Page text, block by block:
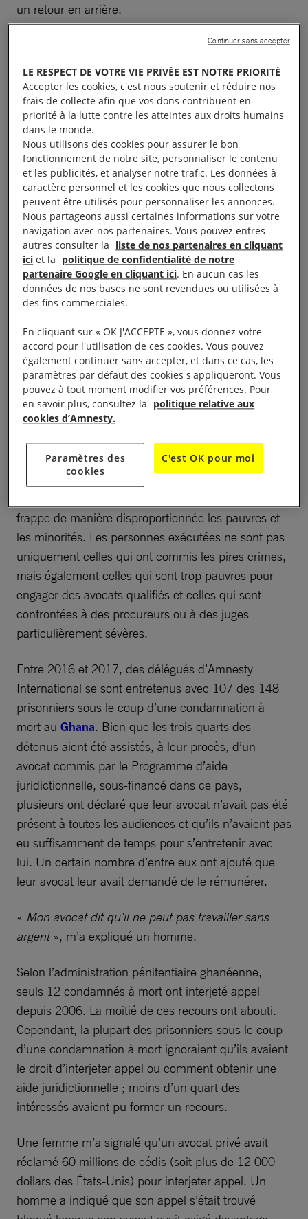
un retour en arrière.
En 2016, le ministre sierra-léonais de l’Intérieur a
ordonné publiquement de nettoyer la potence et a
affirmé son soutien à la peine de mort, bien que
l’ancien procureur général ait promis à l’ONU en
2014 que son pays abolirait ce châtiment. En 2017,
le gouvernement a rédigé un livre blanc dans lequel
il rejetait la recommandation de la Commission de
révision de la Constitution en faveur de l’abolition.
Ces exemples montrent qu’il est nécessaire de
redoubler d’efforts sur la question de l’abolition de la
peine capitale en Afrique.
Les arguments qui plaident pour l’abolition sont
nombreux. Tout d’abord, il n’existe aucune preuve
crédible que la peine de mort soit dissuasive. Dans
une publication de l’ONU datant de 2015, Jeffrey
Fagan a indiqué : « Que l’infraction soit un meurtre,
un crime lié aux stupéfiants ou un acte terroriste, les
éléments scientifiques selon lesquels il existerait un
effet dissuasif ne sont ni fiables, ni concluants et,
dans bien des cas, ils sont tout simplement erronés
frappe de manière disproportionnée les pauvres et
les minorités. Les personnes exécutées ne sont pas
uniquement celles qui ont commis les pires crimes,
mais également celles qui sont trop pauvres pour
engager des avocats qualifiés et celles qui sont
confrontées à des procureurs ou à des juges
particulièrement sévères.
Entre 2016 et 2017, des délégués d’Amnesty
International se sont entretenus avec 107 des 148
prisonniers sous le coup d’une condamnation à
mort au Ghana. Bien que les trois quarts des
détenus aient été assistés, à leur procès, d’un
avocat commis par le Programme d’aide
juridictionnelle, sous-financé dans ce pays,
plusieurs ont déclaré que leur avocat n’avait pas été
présent à toutes les audiences et qu’ils n’avaient pas
eu suffisamment de temps pour s’entretenir avec
lui. Un certain nombre d’entre eux ont ajouté que
leur avocat leur avait demandé de le rémunérer.
« Mon avocat dit qu’il ne peut pas travailler sans
argent», m’a expliqué un homme.
Selon l’administration pénitentiaire ghanéenne,
seuls 12 condamnés à mort ont interjeté appel
depuis 2006. La moitié de ces recours ont abouti.
Cependant, la plupart des prisonniers sous le coup
d’une condamnation à mort ignoraient qu’ils avaient
le droit d’interjeter appel ou comment obtenir une
aide juridictionnelle ; moins d’un quart des
intéressés avaient pu former un recours.
Une femme m’a signalé qu’un avocat privé avait
réclamé 60 millions de cédis (soit plus de 12 000
dollars des États-Unis) pour interjeter appel. Un
homme a indiqué que son appel s’était trouvé
LE RESPECT DE VOTRE VIE PRIVÉE EST NOTRE PRIORITÉ
Accepter les cookies, c'est nous soutenir et réduire nos
frais de collecte afin que vos dons contribuent en
priorité à la lutte contre les atteintes aux droits humains
dans le monde.
Nous utilisons des cookies pour assurer le bon
fonctionnement de notre site, personnaliser le contenu
et les publicités, et analyser notre trafic. Les données à
caractère personnel et les cookies que nous collectons
peuvent être utilisés pour personnaliser les annonces.
Nous partageons aussi certaines informations sur votre
navigation avec nos partenaires. Vous pouvez entres
autres consulter la liste de nos partenaires en cliquant
ici et la politique de confidentialité de notre
partenaire Google en cliquant ici. En aucun cas les
données de nos bases ne sont revendues ou utilisées à
des fins commerciales.
En cliquant sur « OK J'ACCEPTE », vous donnez votre
accord pour l'utilisation de ces cookies. Vous pouvez
également continuer sans accepter, et dans ce cas, les
paramètres par défaut des cookies s'appliqueront. Vous
pouvez à tout moment modifier vos préférences. Pour
en savoir plus, consultez la politique relative aux
cookies d’Amnesty.
Paramètres des
cookies
C'est OK pour moi
Continuer sans accepter